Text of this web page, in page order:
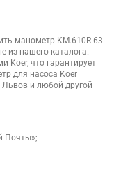
манометр KM.610R 63
из нашего каталога.
что гарантирует
для насоса Koer
Львов и любой другой
Почты»;